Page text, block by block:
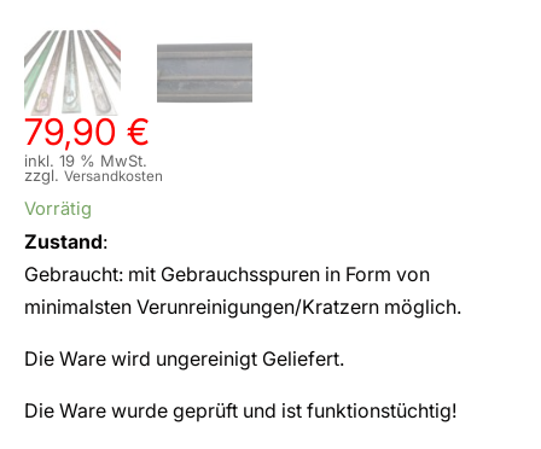
79,90 €
inkl. 19 % MwSt.
zzgl. Versandkosten
Vorrätig
Zustand:
Gebraucht: mit Gebrauchsspuren in Form von
minimalsten Verunreinigungen/Kratzern möglich.
Die Ware wird ungereinigt Geliefert.
Die Ware wurde geprüft und ist funktionstüchtig!